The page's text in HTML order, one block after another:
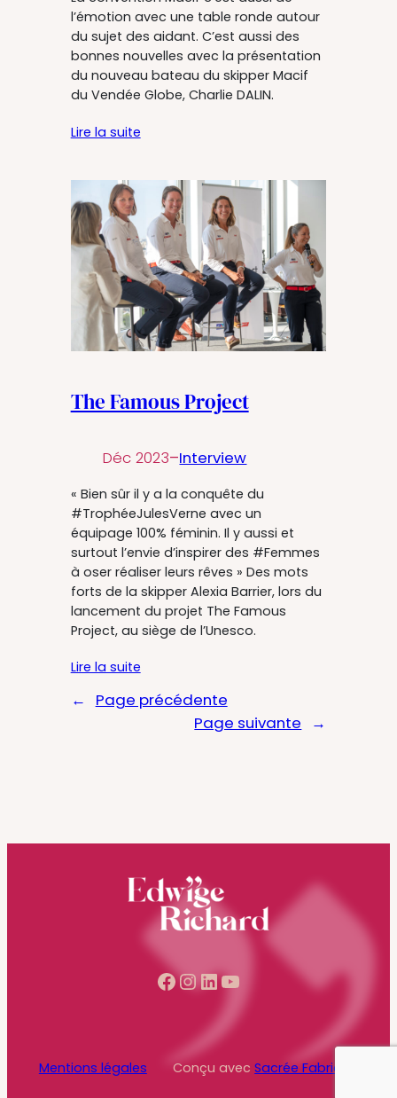
l’émotion avec une table ronde autour
du sujet des aidant. C’est aussi des
bonnes nouvelles avec la présentation
du nouveau bateau du skipper Macif
du Vendée Globe, Charlie DALIN.
Lire la suite
The Famous Project
Déc 2023–Interview
« Bien sûr il y a la conquête du
#TrophéeJulesVerne avec un
équipage 100% féminin. Il y aussi et
surtout l’envie d’inspirer des #Femmes
à oser réaliser leurs rêves » Des mots
forts de la skipper Alexia Barrier, lors du
lancement du projet The Famous
Project, au siège de l’Unesco.
Lire la suite
←
Page précédente
Page suivante
→
Facebook
Instagram
LinkedIn
YouTube
Mentions légales Conçu avecSacrée Fabrique